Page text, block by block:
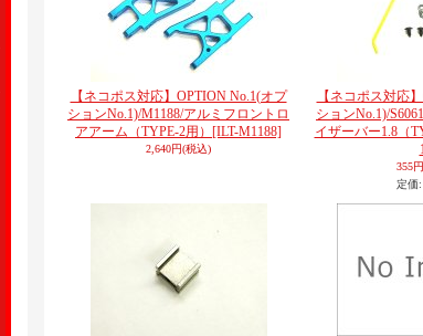
【ネコポス対応】OPTION No.1(オプ
ションNo.1)/M1188/アルミフロントロ
アアーム（TYPE-2用） [ILT-M1188]
2,640円(税込)
【ネコポス対応
ションNo.1)/
イザーバー1.8（
355円
定価: